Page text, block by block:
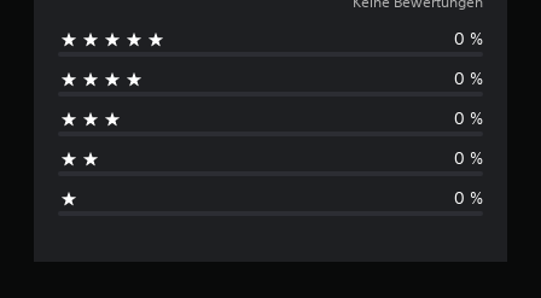
n
e
B
w
0 %
0 %
0 %
0 %
0 %